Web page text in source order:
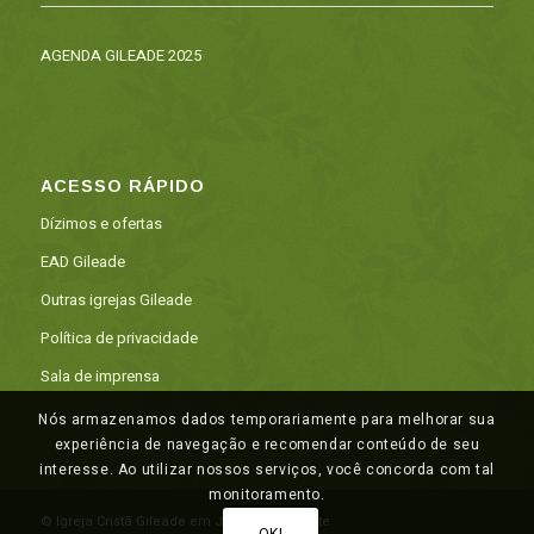
AGENDA GILEADE 2025
ACESSO RÁPIDO
Dízimos e ofertas
EAD Gileade
Outras igrejas Gileade
Política de privacidade
Sala de imprensa
© Igreja Cristã Gileade em Juazeiro do Norte
Nós armazenamos dados temporariamente para melhorar sua
experiência de navegação e recomendar conteúdo de seu
interesse. Ao utilizar nossos serviços, você concorda com tal
monitoramento.